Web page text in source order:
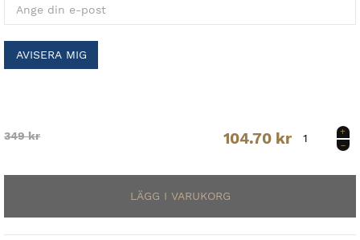
AVISERA MIG
349kr
Original
was:
104.70 kr
Current
is:
CGI